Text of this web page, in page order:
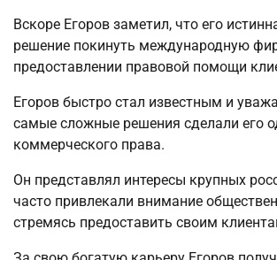
Вскоре Егоров заметил, что его
решение покинуть международную
предоставлении правовой помощи
Егоров быстро стал известным и
самые сложные решения сделали его
коммерческого права.
Он представлял интересы крупных
часто привлекали внимание
стремясь предоставить своим